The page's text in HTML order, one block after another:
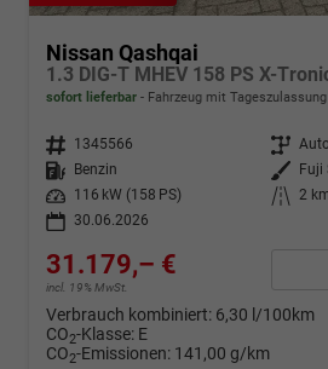
Nissan Qashqai
sofort lieferbar Fahrzeug mit Tageszulassung
Fahrzeugnr. 1345566 Getriebe
Kraftstoff
Benzin Außenfarbe
Fuji
Leistung
116 kW (158 PS) Kilometerstand
2
30.06.2026
31.179,– €
incl. 19% MwSt.
Verbrauch kombiniert: 6,30 l/100km
CO2-Klasse: E
CO2-Emissionen: 141,00 g/km